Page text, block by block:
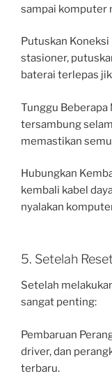
sampai komputer
Putuskan
stasioner,
baterai terlepas
Tunggu
tersambung
memastikan
Hubungkan
kembali kabel
nyalakan
5. Setelah Reset
Setelah
sangat penting:
Pembaruan
driver, dan
terbaru.